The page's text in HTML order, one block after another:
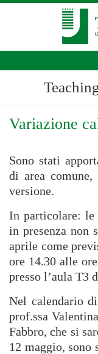
Variazione
Sono stati
di area
versione.
In particolare: le
in presenza non
aprile come
ore 14.30 alle
presso l’aula T3
Nel calendario
prof.ssa
Fabbro, che si
12 maggio, sono